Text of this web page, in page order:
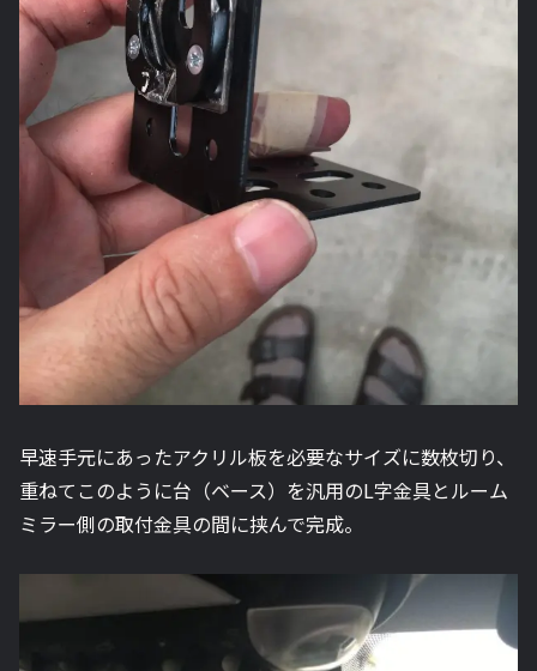
早速手元にあったアクリル板を必要なサイズに数枚切り、
重ねてこのように台（ベース）を汎用のL字金具とルーム
ミラー側の取付金具の間に挟んで完成。